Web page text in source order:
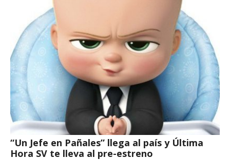
“Un Jefe en Pañales” llega al país y Última
Hora SV te lleva al pre-estreno